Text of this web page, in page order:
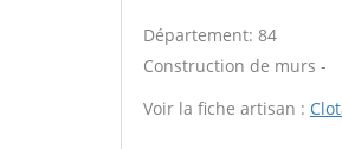
Département: 84
Construction de murs -
Voir la fiche artisan :